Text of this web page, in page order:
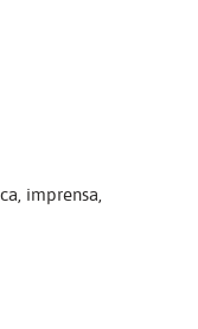
imprensa,